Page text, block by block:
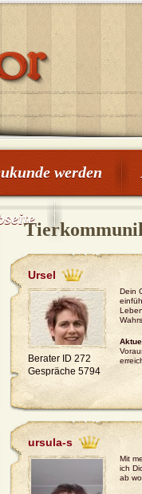
werden
Tiziano
PIN: 123
Bewertungen: 0
Ich biete Ihnen nachhaltig, mit
Hilfe der Skatkarten und geistigen
Fähigkeit, Perspektiven und
Anregungen zur Lösung Ihrer
Probleme in allen Lebenslagen. 🙋‍♂️
Manchmal muss man einen Mann
fragen, um einen Mann zu
verstehen 🙇‍♂️
Ursel
Dein
Berater ID 272
Gespräche 5794
ursula-s
Mit
ich
ab